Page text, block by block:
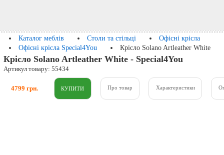
Каталог меблів Столи та стільці
Офісні крісла
Офісні крісла Special4You
Крісло Solano Artleather White
Крісло Solano Artleather White - Special4You
Артикул товару: 55434
4799 грн. Про товар Характеристики